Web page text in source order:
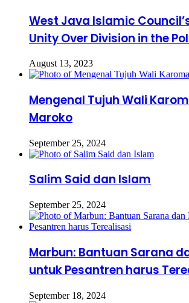
West Java Islamic
Unity Over Division in the
August 13, 2023
Mengenal Tujuh Wali
Maroko
September 25, 2024
Salim Said dan Islam
September 25, 2024
Marbun: Bantuan Sarana
untuk Pesantren harus
September 18, 2024